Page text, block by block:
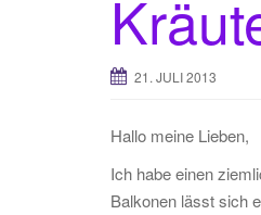
21. JULI 2013
Hallo meine Lieben,
Ich habe einen
Balkonen lässt sich